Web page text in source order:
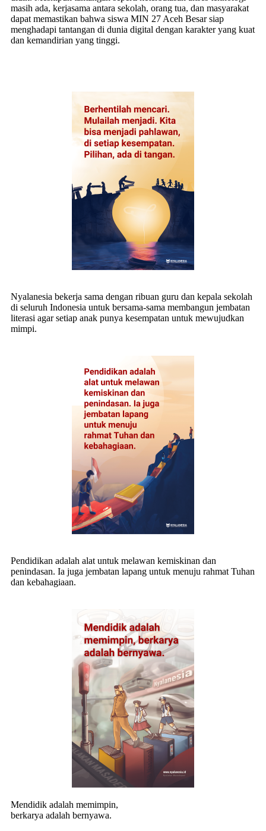
masih ada, kerjasama antara sekolah, orang tua, dan masyarakat
dapat memastikan bahwa siswa MIN 27 Aceh Besar siap
menghadapi tantangan di dunia digital dengan karakter yang kuat
dan kemandirian yang tinggi.
Nyalanesia bekerja sama dengan ribuan guru dan kepala sekolah
di seluruh Indonesia untuk bersama-sama membangun jembatan
literasi agar setiap anak punya kesempatan untuk mewujudkan
mimpi.
Pendidikan adalah alat untuk melawan kemiskinan dan
penindasan. Ia juga jembatan lapang untuk menuju rahmat Tuhan
dan kebahagiaan.
Mendidik adalah memimpin,
berkarya adalah bernyawa.